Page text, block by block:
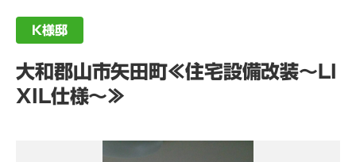
K様邸
大和郡山市矢田町≪住宅設備改装～LI
XIL仕様～≫